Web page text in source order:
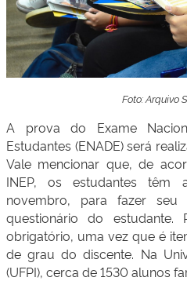
Foto: Arquivo
A prova do Exame
Estudantes (ENADE) será
Vale mencionar que, de
INEP, os estudantes
novembro, para fazer
questionário do estudante.
obrigatório, uma vez que é
de grau do discente. Na
(UFPI), cerca de 1530 alunos